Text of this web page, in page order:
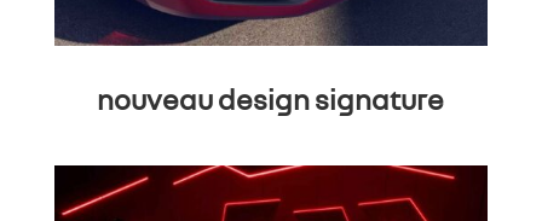
nouveau design signature